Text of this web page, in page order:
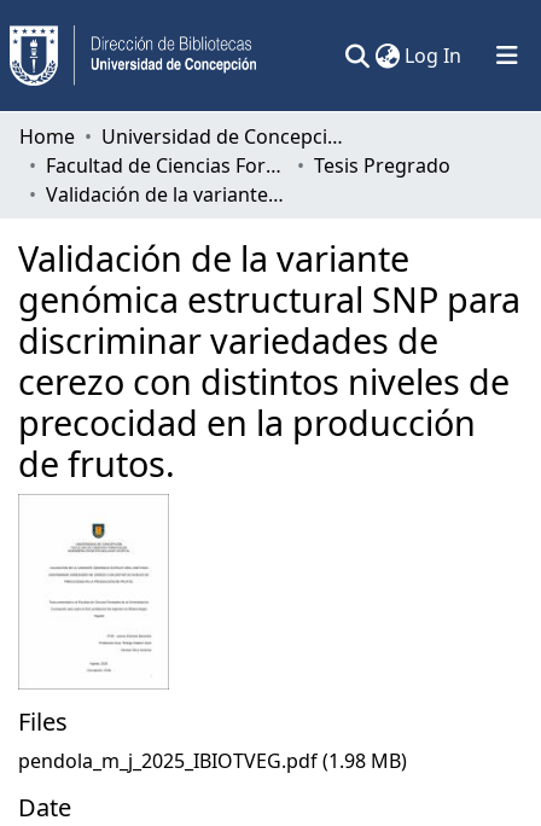
Log In (current)
Communities & Collections
All of DSpace
Home
Universidad de Concepción
Facultad de Ciencias Forestales
Tesis Pregrado
Validación de la variante genómica estructural SNP para discriminar variedades de cerezo con distintos niveles de precocidad en la producción de frutos.
Validación de la variante
genómica estructural SNP para
discriminar variedades de
cerezo con distintos niveles de
precocidad en la producción
de frutos.
Files
pendola_m_j_2025_IBIOTVEG.pdf(1.98 MB)
Date